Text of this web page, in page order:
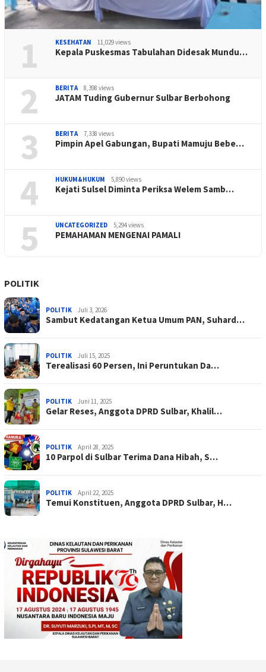
1 KESEHATAN 11,029 views
Kepala Puskesmas Tabulahan Didesak Mundu…
2 BERITA 8,398 views
JATAM Tuding Gubernur Sulbar Berbohong
3 BERITA 7,338 views
Pimpin Apel Gabungan, Bupati Mamuju Bebe…
4 HUKUM&HUKUM 5,890 views
Kejati Sulsel Diminta Periksa Welem Samb…
5 UNCATEGORIZED 5,294 views
PEMAHAMAN MENGENAI PAMALI
POLITIK
POLITIK Juli 3, 2026
Sambut Kedatangan Ketua Umum PAN, Suhard…
POLITIK Juli 15, 2025
Terealisasi 60 Persen, Ini Peruntukan Da…
POLITIK Juni 11, 2025
Gelar Reses, Anggota DPRD Sulbar, Khalil…
POLITIK April 28, 2025
10 Parpol di Sulbar Terima Dana Hibah, S…
POLITIK April 22, 2025
Temui Konstituen, Anggota DPRD Sulbar, H…